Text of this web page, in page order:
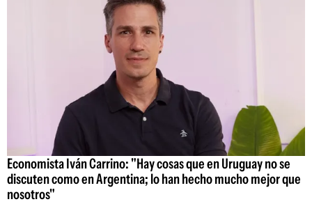
Economista Iván Carrino: "Hay cosas que en Uruguay no se
discuten como en Argentina; lo han hecho mucho mejor que
nosotros"